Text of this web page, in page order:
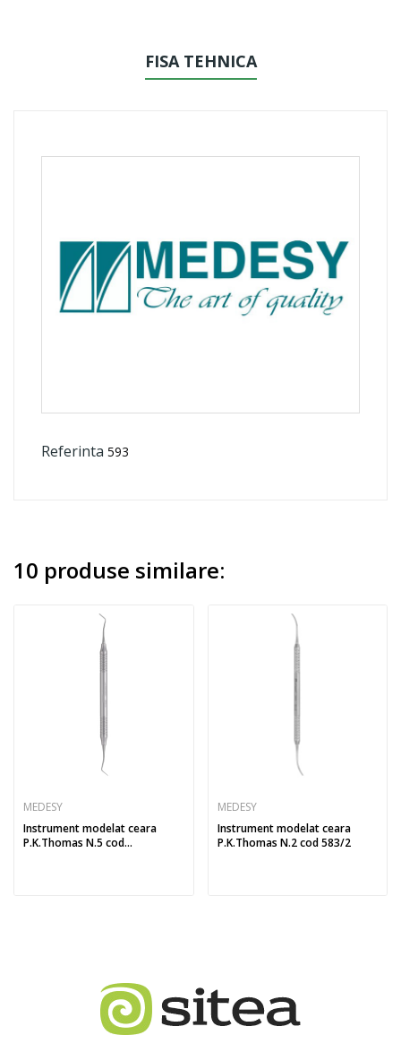
FISA TEHNICA
Referinta 593
10 produse similare:
MEDESY
Instrument modelat ceara
P.K.Thomas N.5 cod...
MEDESY
Instrument modelat ceara
P.K.Thomas N.2 cod 583/2